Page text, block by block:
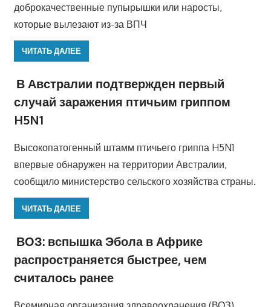
доброкачественные пупырышки или наросты,
которые вылезают из-за ВПЧ
ЧИТАТЬ ДАЛЕЕ
В Австралии подтвержден первый
случай заражения птичьим гриппом
H5N1
Высокопатогенный штамм птичьего гриппа H5N1
впервые обнаружен на территории Австралии,
сообщило министерство сельского хозяйства страны.
ЧИТАТЬ ДАЛЕЕ
ВОЗ: вспышка Эбола в Африке
распространяется быстрее, чем
считалось ранее